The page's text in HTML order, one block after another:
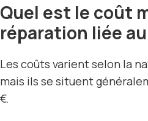
Quel est le coût
réparation liée au
Les coûts varient selon la
mais ils se situent
€.